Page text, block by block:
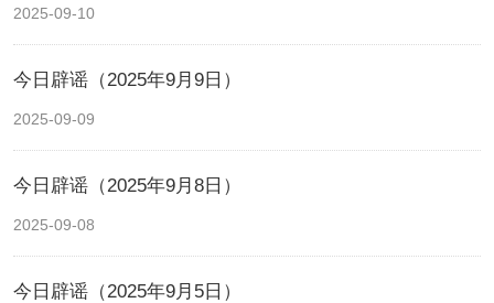
2025-09-10
今日辟谣（2025年9月9日）
2025-09-09
今日辟谣（2025年9月8日）
2025-09-08
今日辟谣（2025年9月5日）